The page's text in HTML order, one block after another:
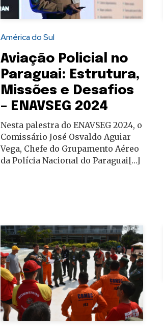
América do Sul
Aviação Policial no
Paraguai: Estrutura,
Missões e Desafios
– ENAVSEG 2024
Nesta palestra do ENAVSEG 2024, o
Comissário José Osvaldo Aguiar
Vega, Chefe do Grupamento Aéreo
da Polícia Nacional do Paraguai[…]